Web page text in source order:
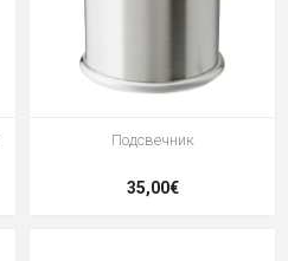
Подсвечник
35,00€